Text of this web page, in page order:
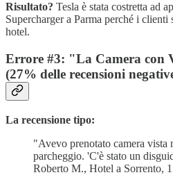
Risultato? Tesla è stata costretta ad
Supercharger a Parma perché i clienti
hotel.
Errore #3: "La Camera con
(27% delle recensioni
La recensione tipo:
"Avevo prenotato camera vista
parcheggio. 'C'è stato un
Roberto M., Hotel a Sorrento, 1